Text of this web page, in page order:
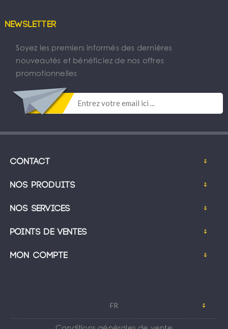
Newsletter
Soyez les premiers informés des dernières
nouveautés et bénéficiez de nos offres
promotionnelles
Contact
Nos produits
Nos services
Points de ventes
Mon compte
FR